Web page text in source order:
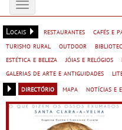
Toggle
navigation
Locais
restaurantes cafés e
turismo rural
outdoor
estética e beleza
jóias e relógios
galerias de arte e antiguidades
directório
mapa notícias e